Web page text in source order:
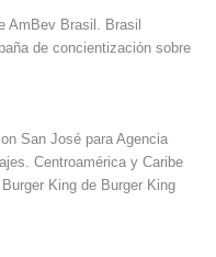
AmBev Brasil. Brasil
de concientización sobre
San José para Agencia
Centroamérica y Caribe
King de Burger King